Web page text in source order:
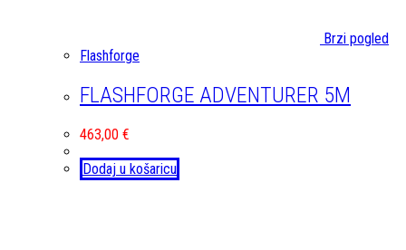
Brzi pogled
Flashforge
FLASHFORGE ADVENTURER 5M
463,00 €
Dodaj u košaricu